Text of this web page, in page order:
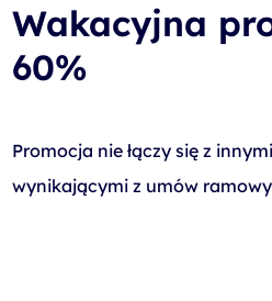
kursy e-learningowe
AI First
szkolenia NIS2
szkolenia dla edukacji
Wakacyjna
60%
Promocja nie łączy się z
wynikającymi z umów